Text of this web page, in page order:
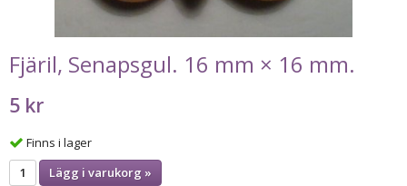
Fjäril, Senapsgul. 16 mm × 16 mm.
5 kr
Finns i lager
Lägg i varukorg »